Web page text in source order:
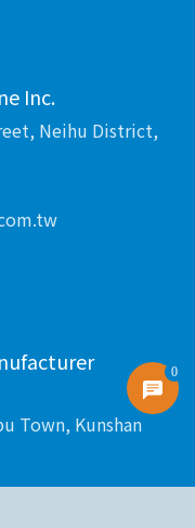
Inc.
Neihu District,
Town, Kunshan
0